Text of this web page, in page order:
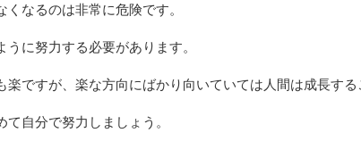
なるのは非常に危険です。
に努力する必要があります。
楽ですが、楽な方向にばかり向いていては人間は成長す
自分で努力しましょう。